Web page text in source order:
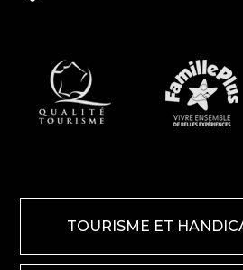
TOURISME ET